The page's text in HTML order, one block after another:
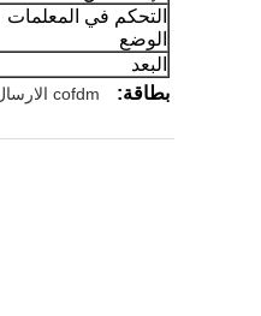
التحكم في المعلمات
الوضع
البعد
بطاقة:
cofdm الارسال الفيديو الرقمية